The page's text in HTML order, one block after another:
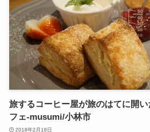
旅するコーヒー屋が旅のはてに開
フェ-musumi/小林市
2018年2月18日